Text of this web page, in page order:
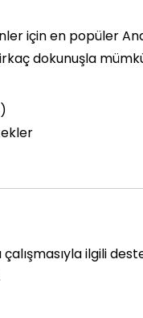
için en popüler
dokunuşla
ilgili